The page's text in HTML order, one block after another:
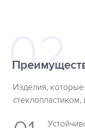
Изделия,